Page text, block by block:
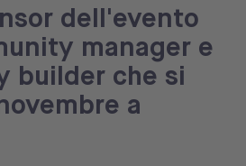
dell'evento
manager e
builder che si
a